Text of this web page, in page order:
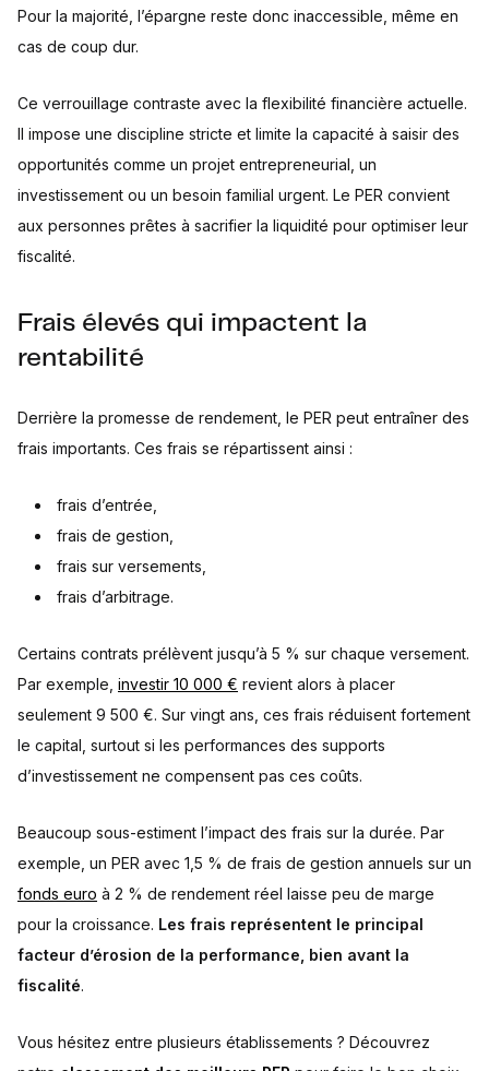
Pour la majorité, l’épargne reste donc inaccessible, même en
cas de coup dur.
Ce verrouillage contraste avec la flexibilité financière actuelle.
Il impose une discipline stricte et limite la capacité à saisir des
opportunités comme un projet entrepreneurial, un
investissement ou un besoin familial urgent. Le PER convient
aux personnes prêtes à sacrifier la liquidité pour optimiser leur
fiscalité.
Frais élevés qui impactent la
rentabilité
Derrière la promesse de rendement, le PER peut entraîner des
frais importants. Ces frais se répartissent ainsi :
frais d’entrée,
frais de gestion,
frais sur versements,
frais d’arbitrage.
Certains contrats prélèvent jusqu’à 5 % sur chaque versement.
Par exemple, investir 10 000 € revient alors à placer
seulement 9 500 €. Sur vingt ans, ces frais réduisent fortement
le capital, surtout si les performances des supports
d’investissement ne compensent pas ces coûts.
Beaucoup sous-estiment l’impact des frais sur la durée. Par
exemple, un PER avec 1,5 % de frais de gestion annuels sur un
fonds euro à 2 % de rendement réel laisse peu de marge
pour la croissance. Les frais représentent le principal
facteur d’érosion de la performance, bien avant la
fiscalité.
Vous hésitez entre plusieurs établissements ? Découvrez